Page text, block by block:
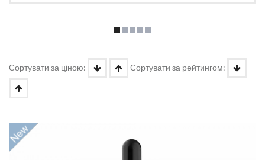
Сортувати за ціною: Сортувати за рейтингом: